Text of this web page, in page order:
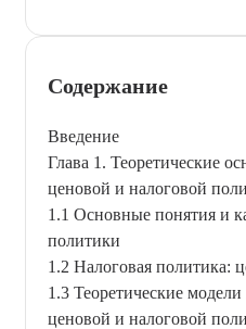
Содержание
Введение
Глава 1. Теоретические
ценовой и налоговой
1.1 Основные понятия и
политики
1.2 Налоговая политика:
1.3 Теоретические
ценовой и налоговой